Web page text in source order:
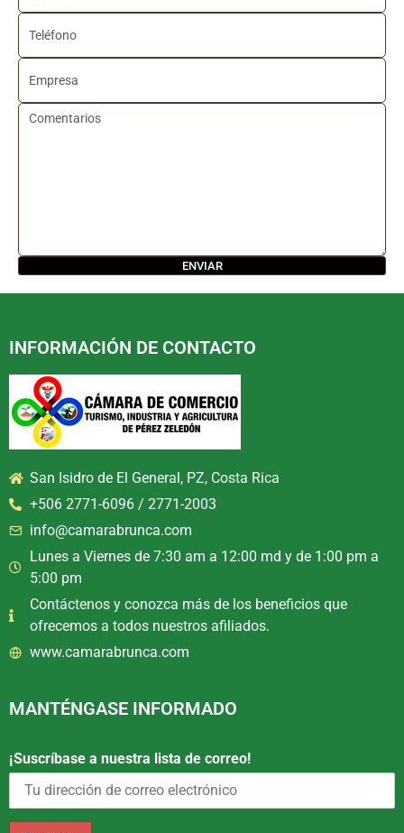
INFORMACIÓN DE CONTACTO
San Isidro de El General, PZ, Costa Rica
+506 2771-6096 / 2771-2003
info@camarabrunca.com
Lunes a Viernes de 7:30 am a 12:00 md y de 1:00 pm a
5:00 pm
Contáctenos y conozca más de los beneficios que
ofrecemos a todos nuestros afiliados.
www.camarabrunca.com
MANTÉNGASE INFORMADO
¡Suscríbase a nuestra lista de correo!